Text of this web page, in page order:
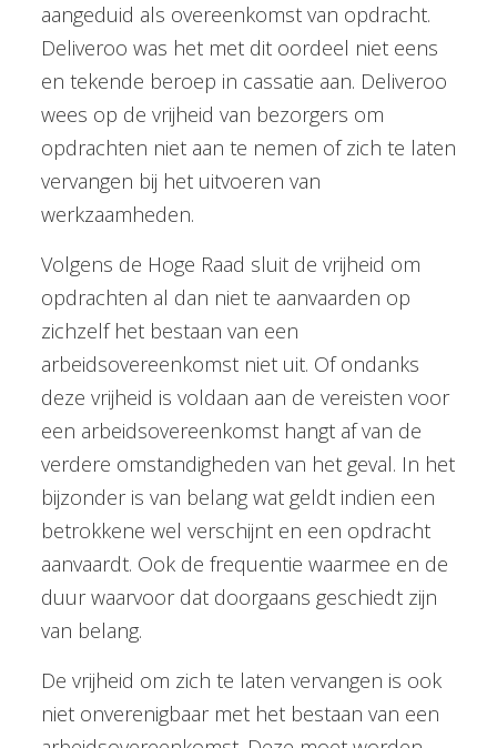
aangeduid als overeenkomst van opdracht.
Deliveroo was het met dit oordeel niet eens
en tekende beroep in cassatie aan. Deliveroo
wees op de vrijheid van bezorgers om
opdrachten niet aan te nemen of zich te laten
vervangen bij het uitvoeren van
werkzaamheden.
Volgens de Hoge Raad sluit de vrijheid om
opdrachten al dan niet te aanvaarden op
zichzelf het bestaan van een
arbeidsovereenkomst niet uit. Of ondanks
deze vrijheid is voldaan aan de vereisten voor
een arbeidsovereenkomst hangt af van de
verdere omstandigheden van het geval. In het
bijzonder is van belang wat geldt indien een
betrokkene wel verschijnt en een opdracht
aanvaardt. Ook de frequentie waarmee en de
duur waarvoor dat doorgaans geschiedt zijn
van belang.
De vrijheid om zich te laten vervangen is ook
niet onverenigbaar met het bestaan van een